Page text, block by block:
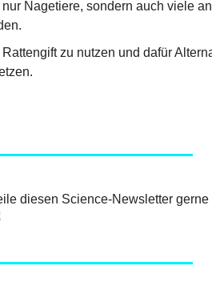
Nagetiere, sondern auch viele
zu nutzen und dafür
diesen Science-Newsletter